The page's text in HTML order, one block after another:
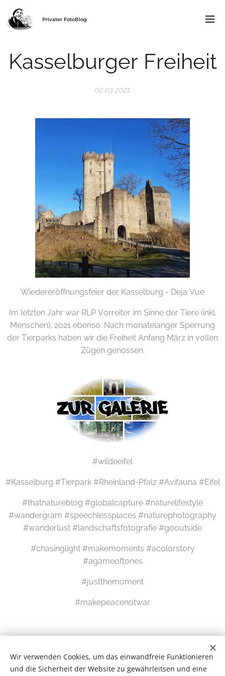
Privater FotoBlog
Kasselburger Freiheit
02.03.2021
Wiedereröffnungsfeier der Kasselburg - Deja Vue
Im letzten Jahr war RLP Vorreiter im Sinne der Tiere (inkl.
Menschen), 2021 ebenso. Nach monatelanger Sperrung
der Tierparks haben wir die Freiheit Anfang März in vollen
Zügen genossen.
#wildeeifel
#Kasselburg #Tierpark #Rheinland-Pfalz #Avifauna #Eifel
#thatnatureblog #globalcapture #naturelifestyle
#wandergram #speechlessplaces #naturephotography
#wanderlust #landschaftsfotografie #gooutside
#chasinglight #makemoments #acolorstory
#agameoftones
#justthemoment
#makepeacenotwar
Wir verwenden Cookies, um das einwandfreie Funktionieren
und die Sicherheit der Website zu gewährleitsen und eine